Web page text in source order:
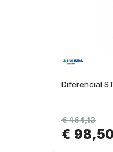
Diferencial
€
€ 464,13